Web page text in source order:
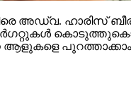
ആളുകളെ